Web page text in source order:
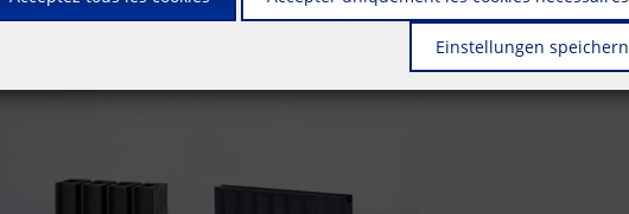
Einstellungen speichern